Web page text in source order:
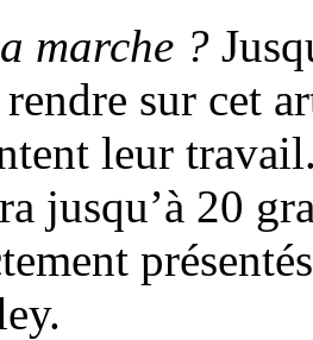
marche ?
sur cet
leur
jusqu’à 20